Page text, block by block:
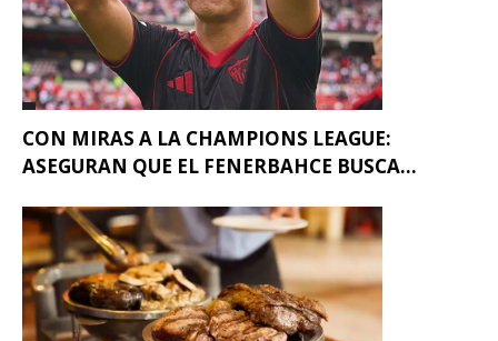
CON MIRAS A LA CHAMPIONS LEAGUE:
ASEGURAN QUE EL FENERBAHCE BUSCA...